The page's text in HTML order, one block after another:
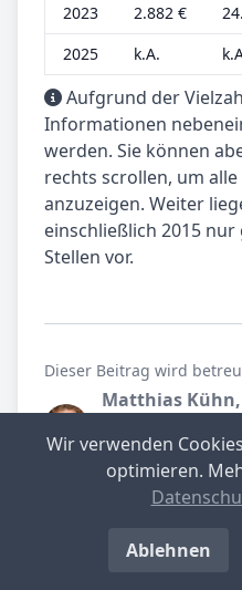
2023
2.882 €
2025
k.A.
Aufgrund der
Informationen
werden. Sie können
rechts scrollen, um
anzuzeigen. Weiter
einschließlich 2015
Stellen vor.
Dieser Beitrag wird
Matthias
Spezialist für
Teilen Sie
Wir verwenden
optimieren.
Ablehnen